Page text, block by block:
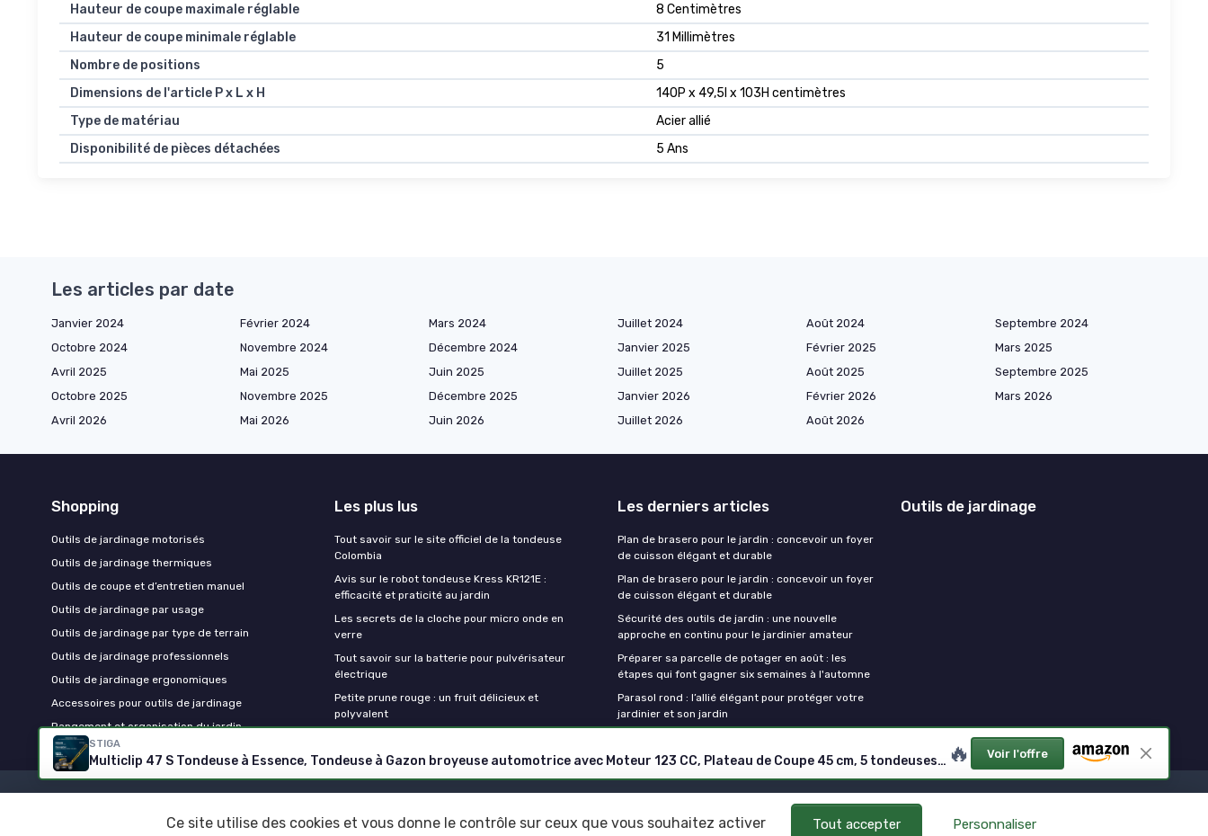
Hauteur de coupe maximale réglable
8 Centimètres
Hauteur de coupe minimale réglable
31 Millimètres
Nombre de positions
5
Dimensions de l'article P x L x H
140P x 49,5l x 103H centimètres
Type de matériau
Acier allié
Disponibilité de pièces détachées
5 Ans
STIGA
Multiclip 47 S Tondeuse à Essence, Tondeuse à Gazon broyeuse automotrice avec Moteur 123 CC, Plateau de Coupe 45 cm, 5 tondeuses Thermiques, Guidon Ergonomique Rabattable - Largeur de Coupe 45 cm (Autotractée) 🔥 Voir l'offre
Les articles par date
Janvier 2024 Février 2024 Mars 2024 Juillet 2024 Août 2024
Septembre 2024
Octobre 2024
Novembre 2024 Décembre 2024 Janvier 2025 Février 2025
Mars 2025
Avril 2025
Mai 2025 Juin 2025 Juillet 2025 Août 2025
Septembre 2025
Octobre 2025
Novembre 2025 Décembre 2025 Janvier 2026 Février 2026
Mars 2026
Avril 2026
Mai 2026 Juin 2026 Juillet 2026 Août 2026
Shopping
Outils de jardinage motorisés
Outils de jardinage thermiques
Outils de coupe et d’entretien manuel
Outils de jardinage par usage
Outils de jardinage par type de terrain
Outils de jardinage professionnels
Outils de jardinage ergonomiques
Accessoires pour outils de jardinage
Rangement et organisation du jardin
Les plus lus
Tout savoir sur le site officiel de la tondeuse
Colombia
Avis sur le robot tondeuse Kress KR121E :
efficacité et praticité au jardin
Les secrets de la cloche pour micro onde en
verre
Tout savoir sur la batterie pour pulvérisateur
électrique
Petite prune rouge : un fruit délicieux et
polyvalent
Les derniers articles
Plan de brasero pour le jardin : concevoir un foyer
de cuisson élégant et durable
Plan de brasero pour le jardin : concevoir un foyer
de cuisson élégant et durable
Sécurité des outils de jardin : une nouvelle
approche en continu pour le jardinier amateur
Préparer sa parcelle de potager en août : les
étapes qui font gagner six semaines à l'automne
Parasol rond : l’allié élégant pour protéger votre
jardinier et son jardin
Outils de jardinage
© Outils de jardinage 2026
Ce site utilise des cookies et vous donne le contrôle sur ceux que vous souhaitez activer Tout accepter Personnaliser